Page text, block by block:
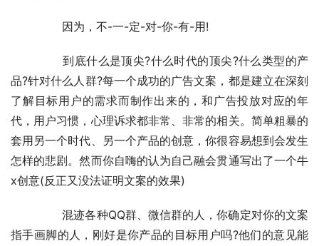
	　　因为，不-一-定-对-你-有-用!
品?针对什么人群?每一个成功的广告文案，都是建立在深刻
了解目标用户的需求而制作出来的，和广告投放对应的年
代，用户习惯，心理诉求都非常、非常的相关。简单粗暴的
套用另一个时代、另一个产品的创意，你很容易想到会发生
怎样的悲剧。然而你自嗨的认为自己融会贯通写出了一个牛
x创意(反正又没法证明文案的效果)
指手画脚的人，刚好是你产品的目标用户吗?他们的意见能